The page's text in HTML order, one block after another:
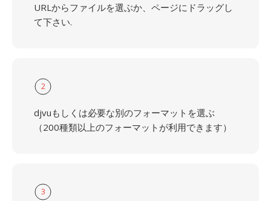
URLからファイルを選ぶか、ページにドラッグし
て下さい.
2
djvuもしくは必要な別のフォーマットを選ぶ
（200種類以上のフォーマットが利用できます）
3